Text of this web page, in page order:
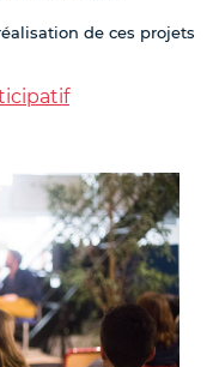
de ces projets